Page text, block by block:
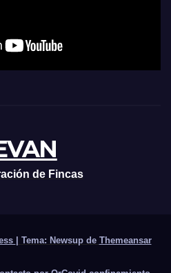
de Fincas
Tema: Newsup de Themeansar